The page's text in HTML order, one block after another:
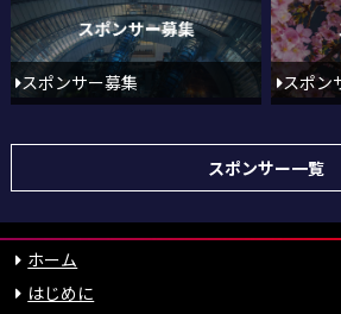
スポンサー募集 スポン
スポンサー一覧
ホーム
はじめに